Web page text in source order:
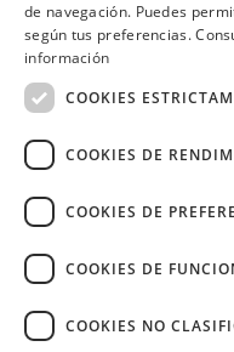
¿Necesitas
de navegación. Puedes
según tus preferencias.
información
COOKIES
COOKIES DE
COOKIES DE
COOKIES DE
COOKIES NO